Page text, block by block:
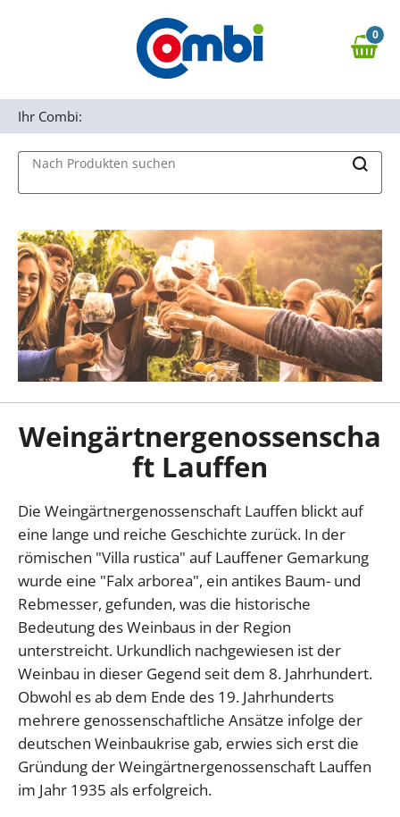
Zur Navigation springen
0,00 €
0
Nach Produkten suchen
Ihr Combi:
Weingärtnergenossenscha
ft Lauffen
Die Weingärtnergenossenschaft Lauffen blickt auf
eine lange und reiche Geschichte zurück. In der
römischen "Villa rustica" auf Lauffener Gemarkung
wurde eine "Falx arborea", ein antikes Baum- und
Rebmesser, gefunden, was die historische
Bedeutung des Weinbaus in der Region
unterstreicht. Urkundlich nachgewiesen ist der
Weinbau in dieser Gegend seit dem 8. Jahrhundert.
Obwohl es ab dem Ende des 19. Jahrhunderts
mehrere genossenschaftliche Ansätze infolge der
deutschen Weinbaukrise gab, erwies sich erst die
Gründung der Weingärtnergenossenschaft Lauffen
im Jahr 1935 als erfolgreich.